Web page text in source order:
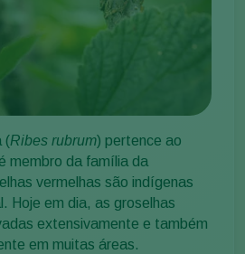
(Ribes rubrum) pertence ao
membro da família da
vermelhas são indígenas
Hoje em dia, as groselhas
extensivamente e também
em muitas áreas.